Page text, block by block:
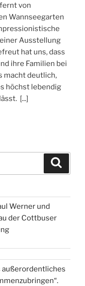
von
Wannseegarten
Ausstellung
hat uns, dass
ihre Familien bei
macht deutlich,
höchst lebendig
[...]
Werner und
der Cottbuser
außerordentliches